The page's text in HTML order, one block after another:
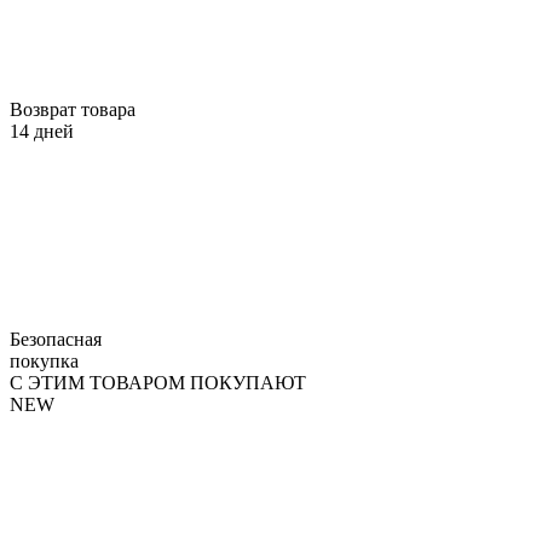
Возврат товара
14 дней
Безопасная
покупка
С ЭТИМ ТОВАРОМ ПОКУПАЮТ
NEW